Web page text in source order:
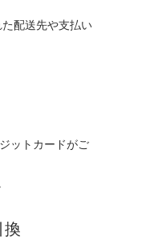
配送先や支払い
ットカードがご